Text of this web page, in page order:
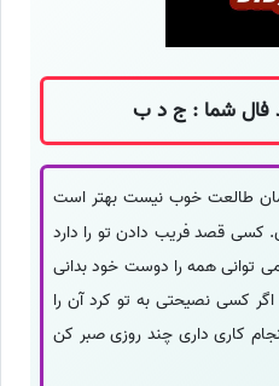
فال شما : ج د ب
طالعت خوب نیست بهتر است
قصد فریب دادن تو را دارد
توانی همه را دوست خود بدانی
اگر کسی نصیحتی به تو کرد آن را
کاری داری چند روزی صبر کن